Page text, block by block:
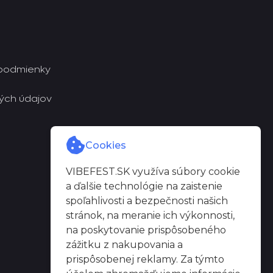
údajov
Cookies
VIBEFEST.SK využíva súbory cookie
a ďalšie technológie na zaistenie
spoľahlivosti a bezpečnosti našich
stránok, na meranie ich výkonnosti,
na poskytovanie prispôsobeného
zážitku z nakupovania a
prispôsobenej reklamy. Za týmto